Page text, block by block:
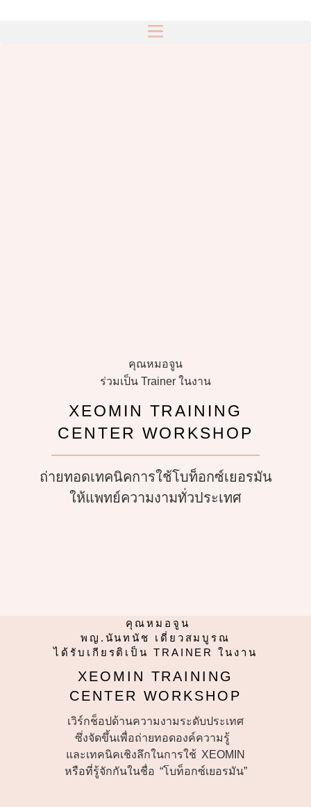
คุณหมอจูน
ร่วมเป็น Trainer ในงาน
XEOMIN TRAINING
CENTER WORKSHOP
ถ่ายทอดเทคนิคการใช้โบท็อกซ์เยอรมัน
ให้แพทย์ความงามทั่วประเทศ
คุณหมอจูน
พญ.นันทนัช เดี่ยวสมบูรณ
ได้รับเกียรติเป็น TRAINER ในงาน
XEOMIN TRAINING
CENTER WORKSHOP
เวิร์กช็อปด้านความงามระดับประเทศ
ซึ่งจัดขึ้นเพื่อถ่ายทอดองค์ความรู้
และเทคนิคเชิงลึกในการใช้ XEOMIN
หรือที่รู้จักกันในชื่อ “โบท็อกซ์เยอรมัน”